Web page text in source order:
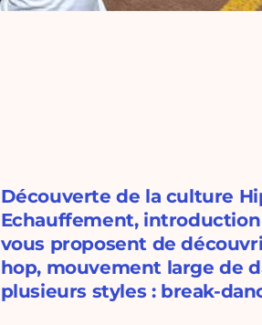
Découverte de la culture
Echauffement,
vous proposent de
hop, mouvement large de
plusieurs styles : break-